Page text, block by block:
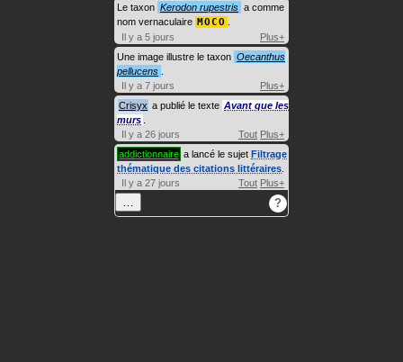
Le taxon Kerodon rupestris a comme
nom vernaculaire MOCO
Il y a 5 jours
Plus+
Une image illustre le taxon Oecanthus
pellucens
Il y a 7 jours
Plus+
Crisyx a publié le texte Avant que les
murs
Il y a 26 jours
Tout Plus+
addictionnaire a lancé le sujet Filtrage
thématique des citations littéraires
Il y a 27 jours
Tout Plus+
?